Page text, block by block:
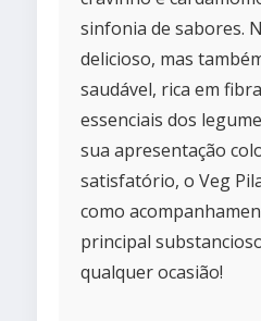
sinfonia de sabores.
delicioso, mas
saudável, rica em
essenciais dos
sua apresentação
satisfatório, o Veg
como
principal
qualquer ocasião!